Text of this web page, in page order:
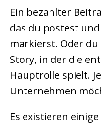
Ein bezahlter
das du postest
markierst. Oder
Story, in der die
Hauptrolle spielt.
Unternehmen
Es existieren